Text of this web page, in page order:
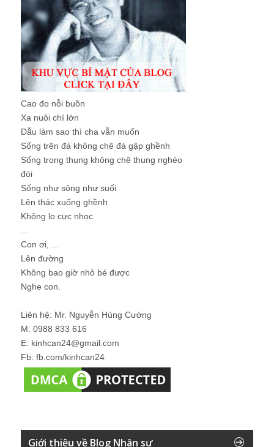
Cao đo nỗi buồn
Xa nuôi chí lớn
Dẫu làm sao thì cha vẫn muốn
Sống trên đá không chê đá gập ghềnh
Sống trong thung không chê thung nghèo
đói
Sống như sông như suối
Lên thác xuống ghềnh
Không lo cực nhọc
Con ơi, ...
Lên đường
Không bao giờ nhỏ bé được
Nghe con.
Liên hệ: Mr. Nguyễn Hùng Cường
M: 0988 833 616
E: kinhcan24@gmail.com
Fb: fb.com/kinhcan24
Giới thiệu về Blog Nhân sự